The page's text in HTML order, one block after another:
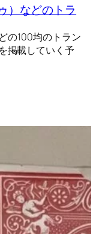
）などのトラ
の100均のトラン
掲載していく予